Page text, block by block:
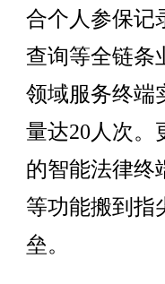
合个人参保记
查询等全链条
领域服务终端
量达20人次。
的智能法律终
等功能搬到指
垒。